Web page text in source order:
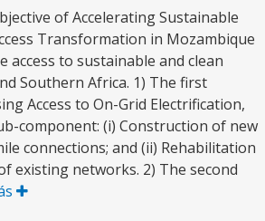
of Accelerating Sustainable
Transformation in Mozambique
access to sustainable and clean
Southern Africa. 1) The first
Access to On-Grid Electrification,
component: (i) Construction of new
connections; and (ii) Rehabilitation
existing networks. 2) The second